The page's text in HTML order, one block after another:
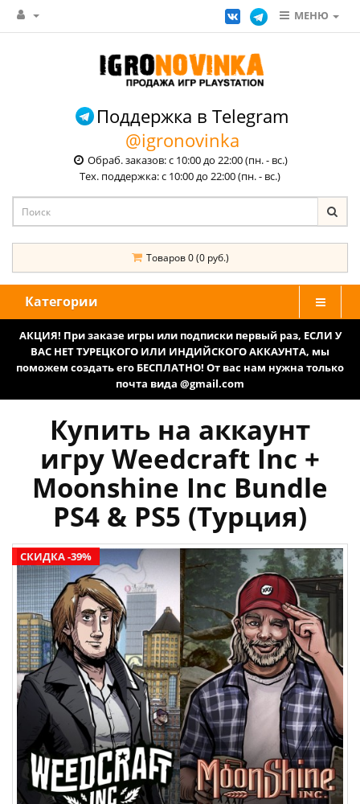
МЕНЮ
Поддержка в Telegram
@igronovinka
Обраб. заказов: с 10:00 до 22:00 (пн. - вс.)
Тех. поддержка: с 10:00 до 22:00 (пн. - вс.)
Товаров 0 (0 руб.)
Категории
АКЦИЯ! При заказе игры или подписки первый раз, ЕСЛИ У
ВАС НЕТ ТУРЕЦКОГО ИЛИ ИНДИЙСКОГО АККАУНТА, мы
поможем создать его БЕСПЛАТНО! От вас нам нужна только
почта вида @gmail.com
Купить на аккаунт
игру Weedcraft Inc +
Moonshine Inc Bundle
PS4 & PS5 (Турция)
СКИДКА -39%